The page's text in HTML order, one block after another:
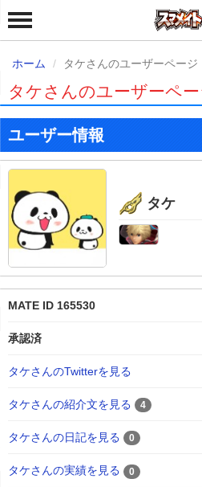
ホーム タケさんのユーザーページ
タケさんのユーザーペー
ユーザー情報
タケ
MATE ID 165530
承認済
タケさんのTwitterを見る
タケさんの紹介文を見る 4
タケさんの日記を見る 0
タケさんの実績を見る 0